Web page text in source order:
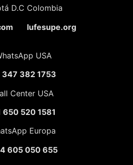
D.C Colombia
lufesupe.org
USA
347 382 1753
Center USA
650 520 1581
Europa
605 050 655